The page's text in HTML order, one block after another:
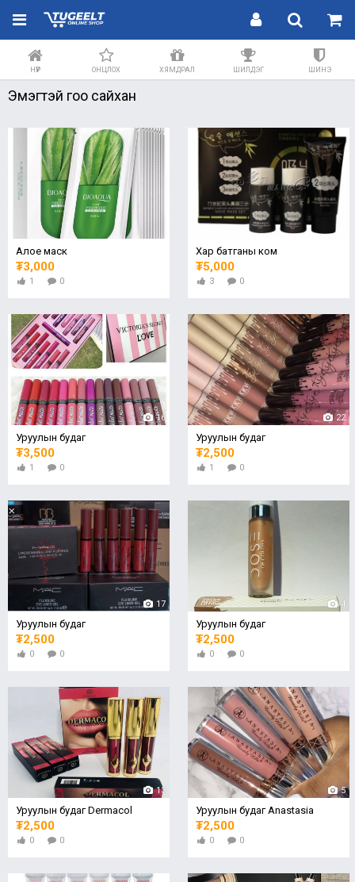
НҮҮР ОНЦЛОХ ХЯМДРАЛ ШИЛДЭГ ШИНЭ
Эмэгтэй гоо сайхан
Алое маск
₮3,000
1 0
Хар батганы ком
₮5,000
3 0
16
Уруулын будаг
₮3,500
1 0
22
Уруулын будаг
₮2,500
1 0
17
Уруулын будаг
₮2,500
0 0
4
Уруулын будаг
₮2,500
0 0
13
Уруулын будаг Dermacol
₮2,500
0 0
5
Уруулын будаг Anastasia
₮2,500
0 0